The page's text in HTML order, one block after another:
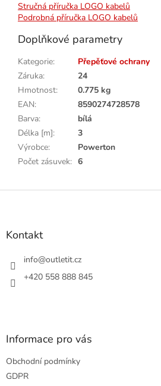
Stručná příručka LOGO kabelů
Podrobná příručka LOGO kabelů
Doplňkové parametry
Kategorie:
Přepěťové ochrany
Záruka:
24
Hmotnost:
0.775 kg
EAN:
8590274728578
Barva:
bílá
Délka [m]:
3
Výrobce:
Powerton
Počet zásuvek: 6
Z
Kontakt
info@outletit.cz
+420 558 888 845
Informace pro vás
Obchodní podmínky
GDPR